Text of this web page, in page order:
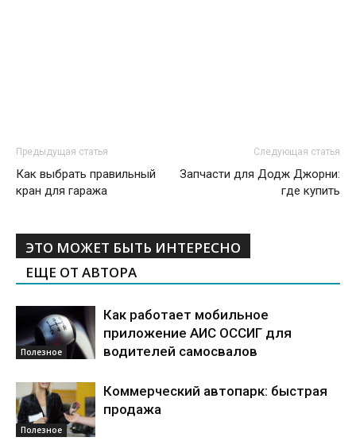
Предыдущая статья
Как выбрать правильный
кран для гаража
Следующая статья
Запчасти для Додж Джорни:
где купить
ЭТО МОЖЕТ БЫТЬ ИНТЕРЕСНО
ЕЩЕ ОТ АВТОРА
Полезное
Как работает мобильное
приложение АИС ОССИГ для
водителей самосвалов
Полезное
Коммерческий автопарк: быстрая
продажа